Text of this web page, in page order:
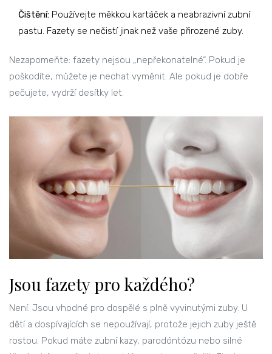
Čištění: Používejte měkkou kartáček a neabrazivní zubní
pastu. Fazety se nečistí jinak než vaše přirozené zuby.
Nezapomeňte: fazety nejsou „nepřekonatelné“. Pokud je
poškodíte, můžete je nechat vyměnit. Ale pokud je dobře
pečujete, vydrží desítky let.
Jsou fazety pro každého?
Není. Jsou vhodné pro dospělé s plně vyvinutými zuby. U
dětí a dospívajících se nepoužívají, protože jejich zuby ještě
rostou. Pokud máte zubní kazy, parodóntózu nebo silné